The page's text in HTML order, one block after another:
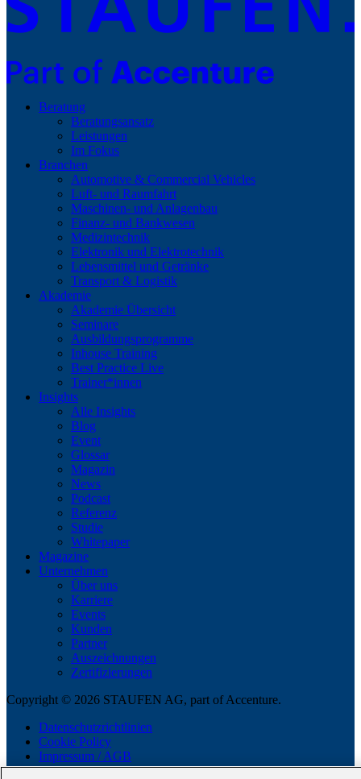
Beratung
Beratungsansatz
Leistungen
Im Fokus
Branchen
Automotive & Commercial Vehicles
Luft- und Raumfahrt
Maschinen- und Anlagenbau
Finanz- und Bankwesen
Medizintechnik
Elektronik und Elektrotechnik
Lebensmittel und Getränke
Transport & Logistik
Akademie
Akademie Übersicht
Seminare
Ausbildungsprogramme
Inhouse Training
Best Practice Live
Trainer*innen
Insights
Alle Insights
Blog
Event
Glossar
Magazin
News
Podcast
Referenz
Studie
Whitepaper
Magazine
Unternehmen
Über uns
Karriere
Events
Kunden
Partner
Auszeichnungen
Zertifizierungen
Copyright © 2026 STAUFEN AG, part of Accenture.
Datenschutzrichtlinien
Cookie Policy
Impressum / AGB
Code of Conduct